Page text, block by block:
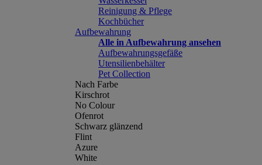
Reinigung & Pflege
Kochbücher
Aufbewahrung
Alle in Aufbewahrung ansehen
Aufbewahrungsgefäße
Utensilienbehälter
Pet Collection
Nach Farbe
Kirschrot
No Colour
Ofenrot
Schwarz glänzend
Flint
Azure
White